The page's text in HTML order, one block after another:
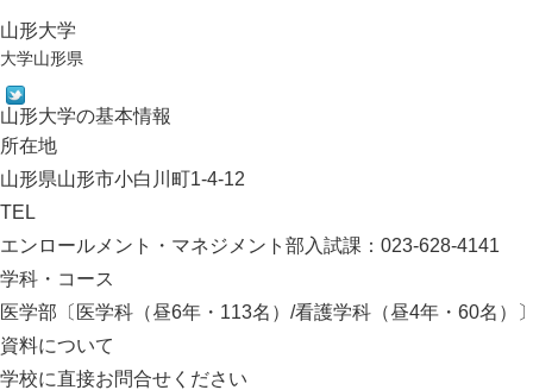
山形大学
大学山形県
山形大学の基本情報
所在地
山形県山形市小白川町1-4-12
TEL
エンロールメント・マネジメント部入試課：023-628-4141
学科・コース
医学部〔医学科（昼6年・113名）/看護学科（昼4年・60名）
資料について
学校に直接お問合せください